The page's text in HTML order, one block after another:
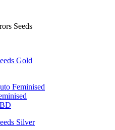
Seeds
Gold
Feminised
Silver